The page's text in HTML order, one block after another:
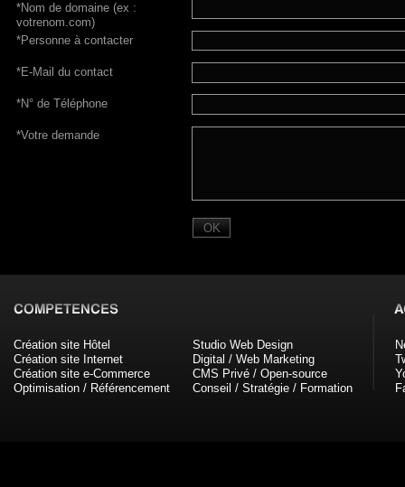
*Nom de domaine (ex :
votrenom.com)
*Personne à contacter
*E-Mail du contact
*N° de Téléphone
*Votre demande
Création site Hôtel
Création site Internet
Création site e-Commerce
Optimisation / Référencement
Studio Web Design
Digital / Web Marketing
CMS Privé / Open-source
Conseil / Stratégie / Formation